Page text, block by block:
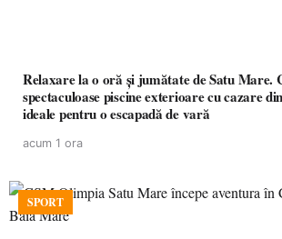
Relaxare la o oră și jumătate de Satu Mare.
spectaculoase piscine exterioare cu cazare
ideale pentru o escapadă de vară
acum 1 ora
SPORT